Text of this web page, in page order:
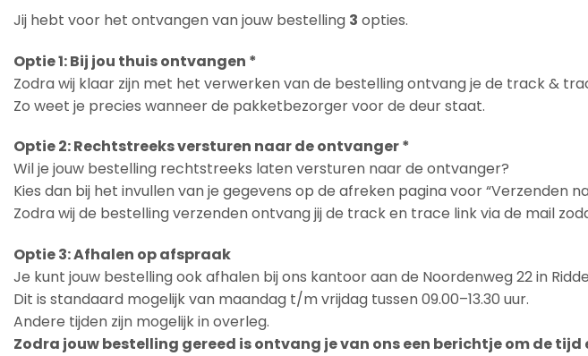
Jij hebt voor het ontvangen van jouw bestelling 3 opties.
Optie 1: Bij jou thuis ontvangen *
Zodra wij klaar zijn met het verwerken van de bestelling ontvang je de track &
Zo weet je precies wanneer de pakketbezorger voor de deur staat.
Optie 2: Rechtstreeks versturen naar de ontvanger *
Wil je jouw bestelling rechtstreeks laten versturen naar de ontvanger?
Kies dan bij het invullen van je gegevens op de afreken pagina voor “Verzenden
Zodra wij de bestelling verzenden ontvang jij de track en trace link via de mail
Optie 3: Afhalen op afspraak
Je kunt jouw bestelling ook afhalen bij ons kantoor aan de Noordenweg 22 in
Dit is standaard mogelijk van maandag t/m vrijdag tussen 09.00–13.30 uur.
Andere tijden zijn mogelijk in overleg.
Zodra jouw bestelling gereed is ontvang je van ons een berichtje om de